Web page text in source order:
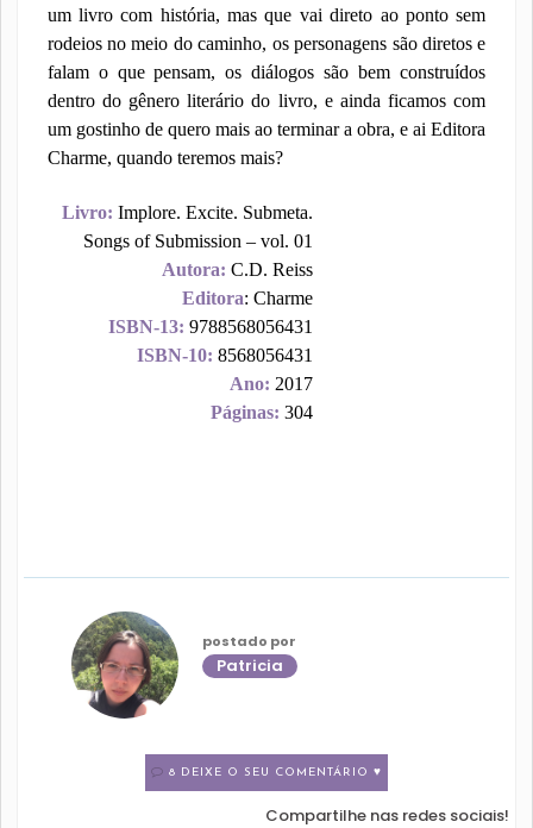
um livro com história, mas que vai direto ao ponto sem
rodeios no meio do caminho, os personagens são diretos e
falam o que pensam, os diálogos são bem construídos
dentro do gênero literário do livro, e ainda ficamos com
um gostinho de quero mais ao terminar a obra, e ai Editora
Charme, quando teremos mais?
Livro: Implore. Excite. Submeta.
Songs of Submission – vol. 01
Autora: C.D. Reiss
Editora: Charme
ISBN-13: 9788568056431
ISBN-10: 8568056431
Ano: 2017
Páginas: 304
postado por
Patricia
8 DEIXE O SEU COMENTÁRIO ♥
Compartilhe nas redes sociais!